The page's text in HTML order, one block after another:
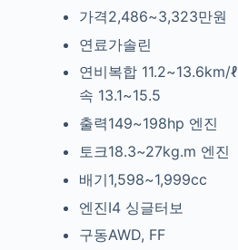
가격2,486~3,323만원
연료가솔린
연비복합 11.2~13.6km/ℓ
속 13.1~15.5
출력149~198hp 엔진
토크18.3~27kg.m 엔진
배기1,598~1,999cc
엔진I4 싱글터보
구동AWD, FF